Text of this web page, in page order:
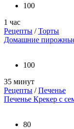
100
1 час
Рецепты /Торты
Домашние
100
35 минут
Рецепты /Печенье
Печенье Крекер с
80